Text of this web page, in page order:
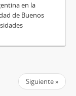
en la
de Buenos
Siguiente »